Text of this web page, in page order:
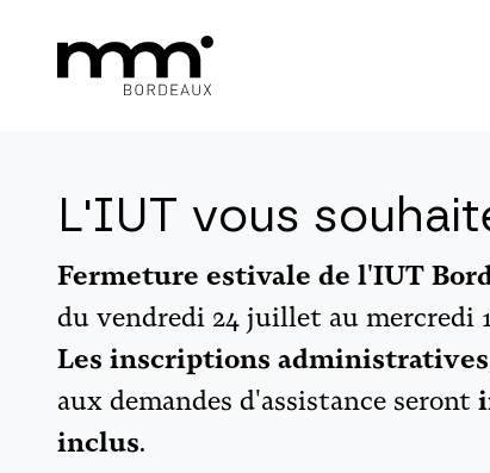
L'IUT vous
Fermeture estivale de l'IUT
du vendredi 24 juillet au mercredi
Les inscriptions administratives
aux demandes d'assistance seront
inclus.